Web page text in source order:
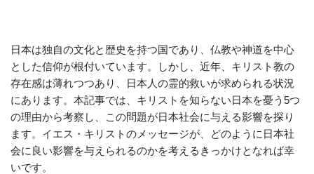
日本は独自の文化と歴史を持つ国であり、仏教や神道を中心
とした信仰が根付いています。しかし、近年、キリスト教の
存在感は薄れつつあり、日本人の霊的救いが求められる状況
にあります。本記事では、キリストを知らない日本を憂う5つ
の理由から考察し、この問題が日本社会に与える影響を探り
ます。イエス・キリストのメッセージが、どのように日本社
会に良い影響を与えられるのかを考えるきっかけとなれば幸
いです。